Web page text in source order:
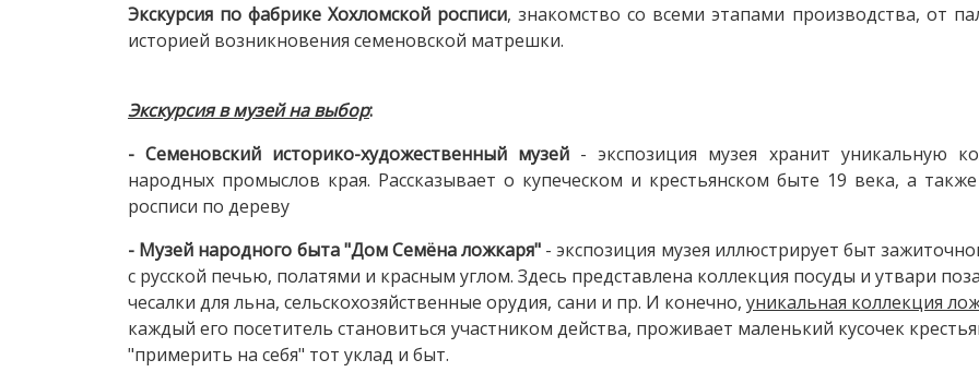
Экскурсия по фабрике Хохломской росписи, знакомство со всеми этапами производства, от
историей возникновения семеновской матрешки.
Экскурсия в музей на выбор:
- Семеновский историко-художественный музей - экспозиция музея хранит уникальную
народных промыслов края. Рассказывает о купеческом и крестьянском быте 19 века, а
росписи по дереву
- Музей народного быта "Дом Семёна ложкаря" - экспозиция музея иллюстрирует быт
с русской печью, полатями и красным углом. Здесь представлена коллекция посуды и утвари
чесалки для льна, сельскохозяйственные орудия, сани и пр. И конечно,уникальная коллекция
каждый его посетитель становиться участником действа, проживает маленький кусочек
"примерить на себя" тот уклад и быт.